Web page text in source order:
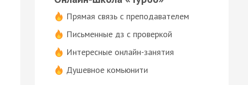
Прямая связь с преподавателем
Письменные дз с проверкой
Интересные онлайн-занятия
Душевное комьюнити